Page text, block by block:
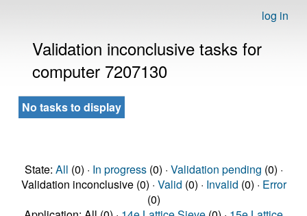
log in
Validation inconclusive tasks for
computer 7207130
No tasks to display
State: All (0) · In progress(0) · Validation pending (0) ·
Validation inconclusive (0) · Valid (0) · Invalid (0) · Error
(0)